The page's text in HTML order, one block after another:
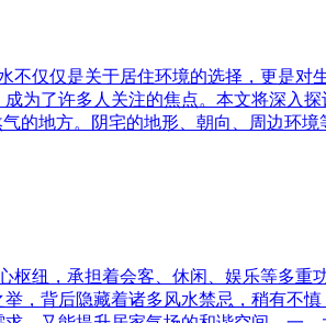
仅仅是关于居住环境的选择，更是
为了许多人关注的焦点。本文将深入
的地方。阴宅的地形、朝向、周边环境
纽，承担着会客、休闲、娱乐等多
，背后隐藏着诸多风水禁忌，稍有不